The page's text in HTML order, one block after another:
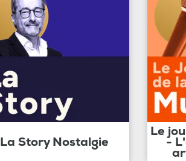
La Story Nostalgie
Le
-